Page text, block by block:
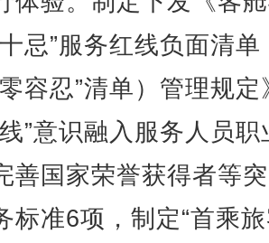
忌”服务红线负面清单
容忍”清单）管理规定
”意识融入服务人员职
善国家荣誉获得者等
标准6项，制定“首乘旅